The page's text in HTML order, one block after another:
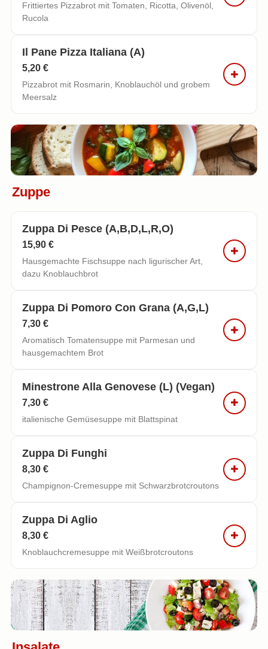
Frittiertes Pizzabrot mit Tomaten, Ricotta, Olivenöl,
Rucola
Il Pane Pizza Italiana (a)
5,20 €
Pizzabrot mit Rosmarin, Knoblauchöl und grobem
Meersalz
Zuppe
Zuppa Di Pesce (a,b,d,l,r,o)
15,90 €
Hausgemachte Fischsuppe nach ligurischer Art,
dazu Knoblauchbrot
Zuppa Di Pomoro Con Grana (a,g,l)
7,30 €
Aromatisch Tomatensuppe mit Parmesan und
hausgemachtem Brot
Minestrone Alla Genovese (l) (vegan)
7,30 €
italienische Gemüsesuppe mit Blattspinat
Zuppa Di Funghi
8,30 €
Champignon-Cremesuppe mit Schwarzbrotcroutons
Zuppa Di Aglio
8,30 €
Knoblauchcremesuppe mit Weißbrotcroutons